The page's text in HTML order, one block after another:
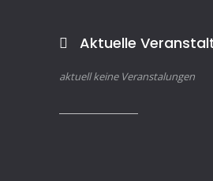
Aktuelle
aktuell keine Veranstalungen